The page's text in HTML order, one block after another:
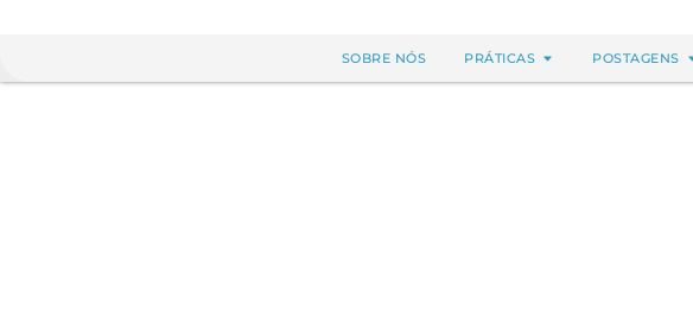
SOBRE NÓS PRÁTICAS POSTAGENS